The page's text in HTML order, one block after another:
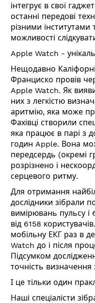
інтегрує в свої
останні передові
різними інститутами
можливості
Apple Watch -
Нещодавно
Франциско провів
Apple Watch. Як
них з легкістю
аритмію, яка може
Фахівці створили
яка працює в парі з
годин Apple. Вона
передсердь (окремі
розрізнено і
серцевого ритму.
Для отримання
дослідники зібрали
вимірювань пульсу і
від 6158
мобільну ЕКГ раз в
Watch до і після
Підсумком
точність
І це тільки один
Наші спеціалісти